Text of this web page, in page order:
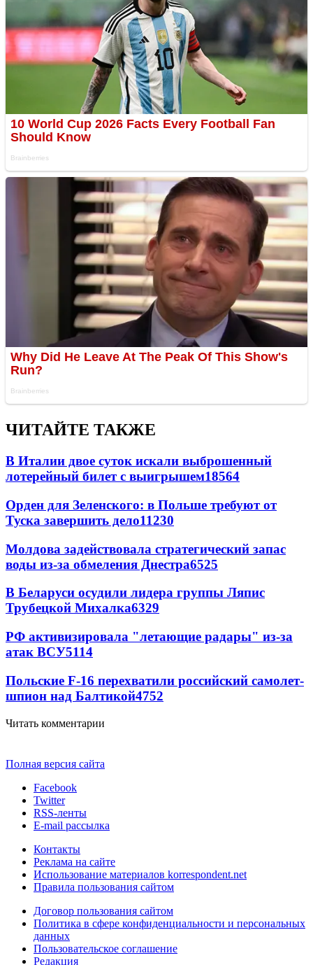
ЧИТАЙТЕ ТАКЖЕ
В Италии двое суток искали выброшенный
лотерейный билет с выигрышем18564
Орден для Зеленского: в Польше требуют от
Туска завершить дело11230
Молдова задействовала стратегический запас
воды из-за обмеления Днестра6525
В Беларуси осудили лидера группы Ляпис
Трубецкой Михалка6329
РФ активизировала "летающие радары" из-за
атак ВСУ5114
Польские F-16 перехватили российский самолет-
шпион над Балтикой4752
Читать комментарии
Полная версия сайта
Facebook
Twitter
RSS-ленты
E-mail рассылка
Контакты
Реклама на сайте
Использование материалов korrespondent.net
Правила пользования сайтом
Договор пользования сайтом
Политика в сфере конфиденциальности и персональных
данных
Пользовательское соглашение
Редакция